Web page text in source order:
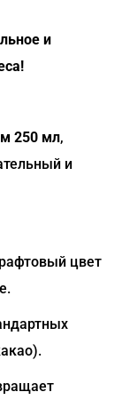
и
250 мл,
и
цвет